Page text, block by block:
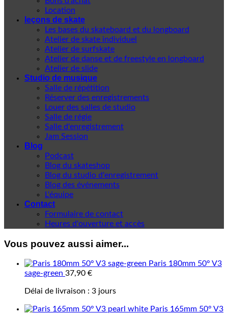
Location
leçons de skate
Les bases du skateboard et du longboard
Atelier de skate individuel
Atelier de surfskate
Atelier de danse et de freestyle en longboard
Atelier de slide
Studio de musique
Salle de répétition
Réserver des enregistrements
Louer des salles de studio
Salle de régie
Salle d'enregistrement
Jam Session
Blog
Podcast
Blog du skateshop
Blog du studio d'enregistrement
Blog des événements
L'équipe
Contact
Formulaire de contact
Heures d'ouverture et accès
Vous pouvez aussi aimer...
Paris 180mm 50° V3
sage-green 37,90 €
Délai de livraison : 3 jours
Paris 165mm 50° V3